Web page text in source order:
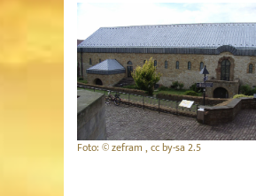
Foto: © zefram , cc by-sa 2.5